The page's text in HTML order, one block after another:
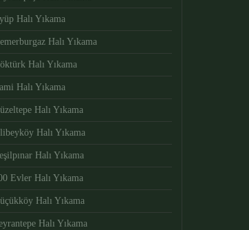
Halı Yıkama
Halı Yıkama
Halı Yıkama
Halı Yıkama
Halı Yıkama
Halı Yıkama
Halı Yıkama
Evler Halı Yıkama
Halı Yıkama
Halı Yıkama